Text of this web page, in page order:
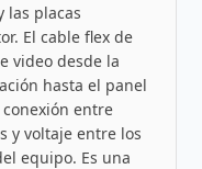
las placas
El cable flex de
video desde la
hasta el panel
entre
y voltaje entre los
equipo. Es una